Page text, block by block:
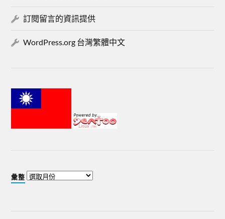
訂閱留言的資訊提供
WordPress.org 台灣繁體中文
彙整